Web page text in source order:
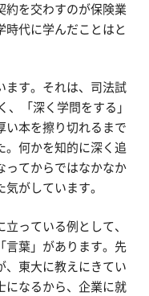
約を交わすのが保険業
時代に学んだことはと
ます。それは、司法試
、「深く学問をする」
い本を擦り切れるまで
。何かを知的に深く追
ってからではなかなか
がしています。
っている例として、
言葉」があります。先
、東大に教えにきてい
になるから、企業に就